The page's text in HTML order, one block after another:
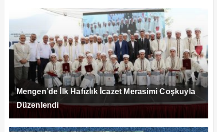
Mengen’de İlk Hafızlık İcazet Merasimi Coşkuyla
Düzenlendi